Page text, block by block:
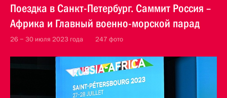
Поездка в Санкт-Петербург. Саммит Россия –
Африка и Главный военно-морской парад
26 − 30 июля 2023 года 247 фото